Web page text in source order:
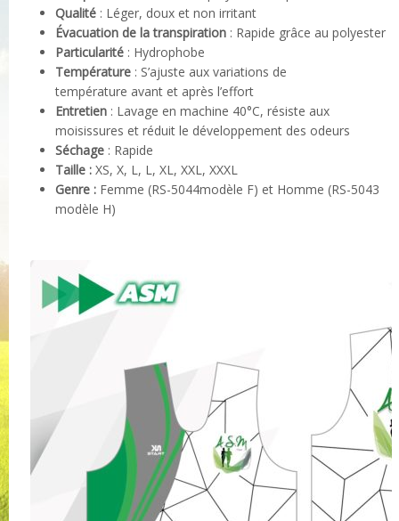
Qualité : Léger, doux et non irritant
Évacuation de la transpiration : Rapide grâce au polyester
Particularité : Hydrophobe
Température : S’ajuste aux variations de
température avant et après l’effort
Entretien : Lavage en machine 40°C, résiste aux
moisissures et réduit le développement des odeurs
Séchage : Rapide
Taille : XS, X, L, L, XL, XXL, XXXL
Genre : Femme (RS-5044modèle F) et Homme (RS-5043
modèle H)